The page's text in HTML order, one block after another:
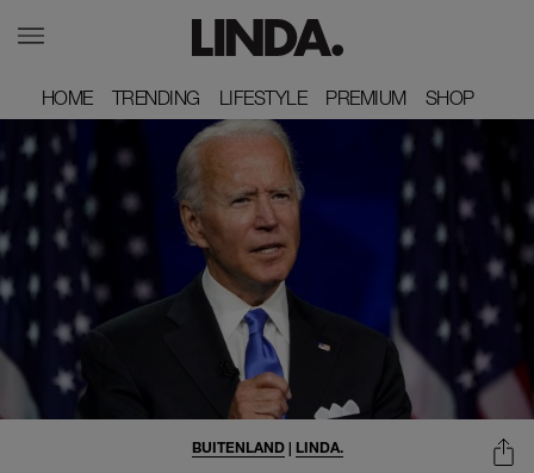
HOME
HOME TRENDING
TRENDING LIFESTYLE
LIFESTYLE PREMIUM
PREMIUM SHOP
SHOP
BUITENLAND| LINDA.